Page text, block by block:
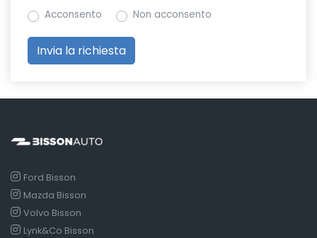
Acconsento Non acconsento
Ford Bisson
Mazda Bisson
Volvo Bisson
Lynk&Co Bisson